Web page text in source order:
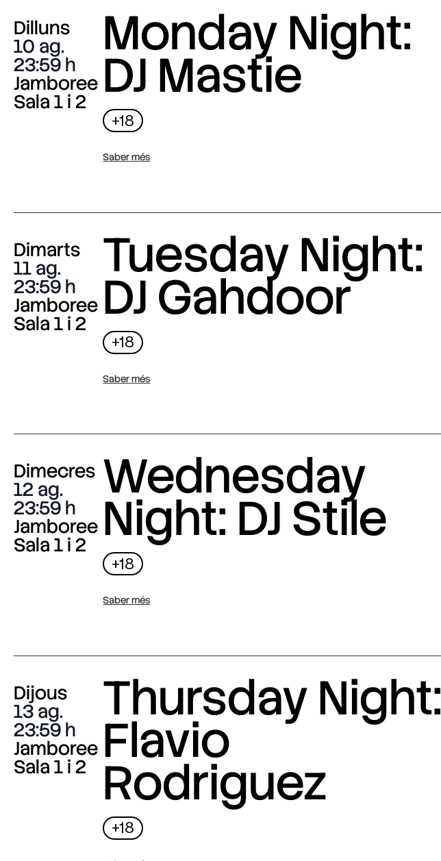
Dilluns
10 ag.
23:59
Jamboree
Sala 1 i 2
Monday Night:
DJ Mastie
+18
Saber més
Dimarts
11 ag.
23:59
Jamboree
Sala 1 i 2
Tuesday Night:
DJ Gahdoor
+18
Saber més
Dimecres
12 ag.
23:59
Jamboree
Sala 1 i 2
Wednesday
Night: DJ Stile
+18
Saber més
Dijous
13 ag.
23:59
Jamboree
Sala 1 i 2
Thursday Night:
Flavio
Rodriguez
+18